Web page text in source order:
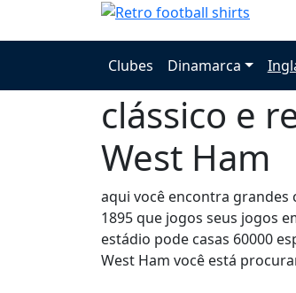
Clubes Dinamarca
clássico e
West Ham
aqui você encontra grandes
1895 que jogos seus jogos
estádio pode casas 60000
West Ham você está